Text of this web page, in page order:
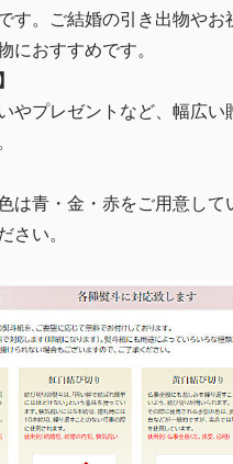
す。ご結婚の引き出物やお
におすすめです。
やプレゼントなど、幅広い
は青・金・赤をご用意して
さい。